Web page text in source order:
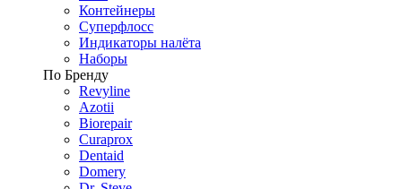
Контейнеры
Суперфлосс
Индикаторы налёта
Наборы
По Бренду
Revyline
Azotii
Biorepair
Curaprox
Dentaid
Domery